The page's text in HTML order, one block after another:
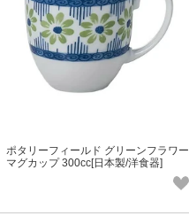
ポタリーフィールド グリーンフラワー
マグカップ 300cc[日本製/洋食器]